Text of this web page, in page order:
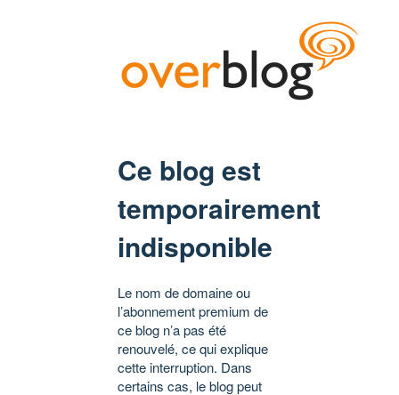
Ce blog est
temporairement
indisponible
Le nom de domaine ou
l’abonnement premium de
ce blog n’a pas été
renouvelé, ce qui explique
cette interruption. Dans
certains cas, le blog peut